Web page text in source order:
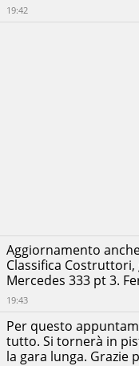
Per questo
tutto. Si tornerà in
la gara lunga. Grazie
Aggiornamento
Classifica Costruttori,
Mercedes 333 pt 3.
19:43
19:42